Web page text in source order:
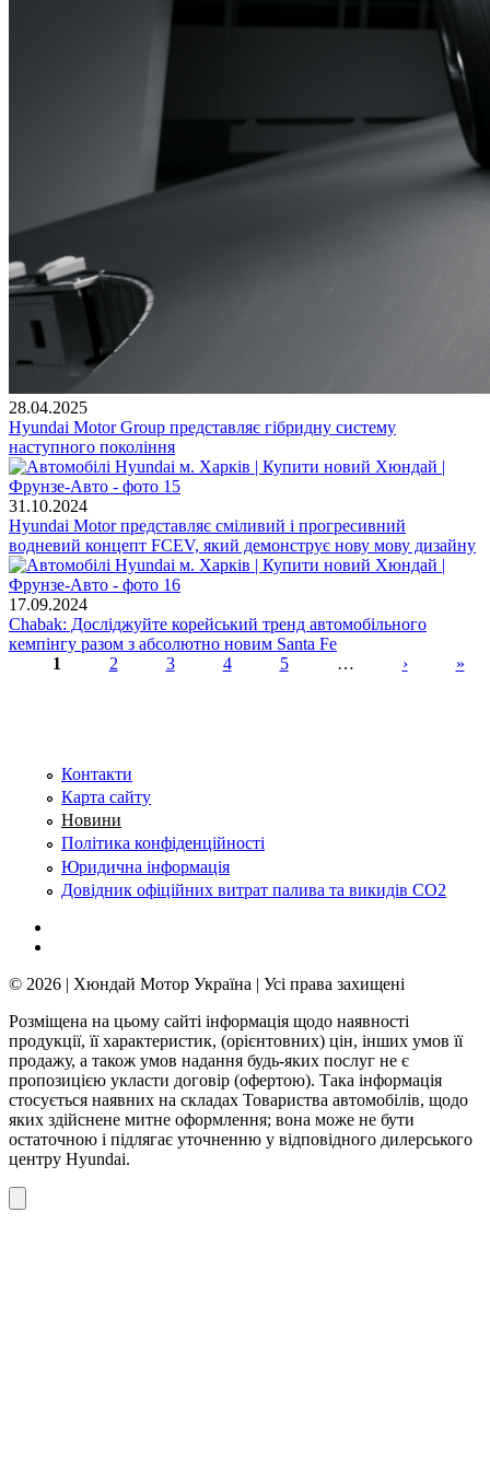
28.04.2025
Hyundai Motor Group представляє гібридну систему
наступного покоління
31.10.2024
Hyundai Motor представляє сміливий і прогресивний
водневий концепт FCEV, який демонструє нову мову дизайну
17.09.2024
Chabak: Досліджуйте корейський тренд автомобільного
кемпінгу разом з абсолютно новим Santa Fe
1 2 3 4 5 … › »
Контакти
Карта сайту
Новини
Політика конфіденційності
Юридична інформація
Довідник офіційних витрат палива та викидів СО2
© 2026 | Хюндай Мотор Україна | Усі права захищені
Розміщена на цьому сайті інформація щодо наявності
продукції, її характеристик, (орієнтовних) цін, інших умов її
продажу, а також умов надання будь-яких послуг не є
пропозицією укласти договір (офертою). Така інформація
стосується наявних на складах Товариства автомобілів, щодо
яких здійснене митне оформлення; вона може не бути
остаточною і підлягає уточненню у відповідного дилерського
центру Hyundai.